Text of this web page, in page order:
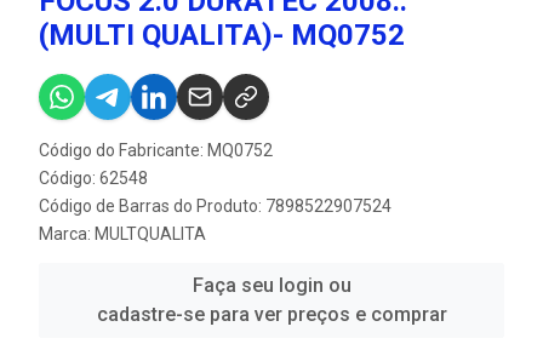
(MULTI QUALITA)- MQ0752
Código do Fabricante: MQ0752
Código: 62548
Código de Barras do Produto: 7898522907524
Marca: MULTQUALITA
Faça seu login ou
cadastre-se para ver preços e comprar